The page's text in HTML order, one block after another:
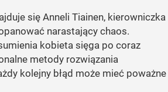
się Anneli Tiainen, kierowniczka
narastający chaos.
kobieta sięga po coraz
metody rozwiązania
kolejny błąd może mieć poważne